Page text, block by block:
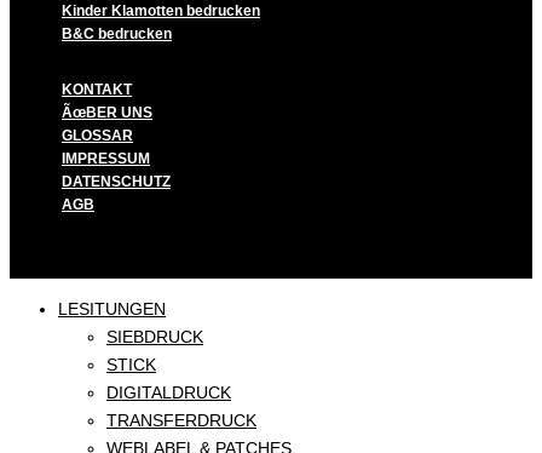
Kinder Klamotten bedrucken
B&C bedrucken
KONTAKT
ÃœBER UNS
GLOSSAR
IMPRESSUM
DATENSCHUTZ
AGB
LESITUNGEN
SIEBDRUCK
STICK
DIGITALDRUCK
TRANSFERDRUCK
WEBLABEL & PATCHES